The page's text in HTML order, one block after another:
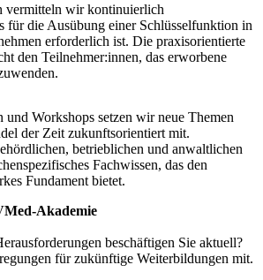
vermitteln wir kontinuierlich
für die Ausübung einer Schlüsselfunktion in
erforderlich ist. Die praxisorientierte
den Teilnehmer:innen, das erworbene
und Workshops setzen wir neue Themen
der Zeit zukunftsorientiert mit.
betrieblichen und anwaltlichen
Fachwissen, das den
Fundament bietet.
Akademie
beschäftigen Sie aktuell?
für zukünftige Weiterbildungen mit.